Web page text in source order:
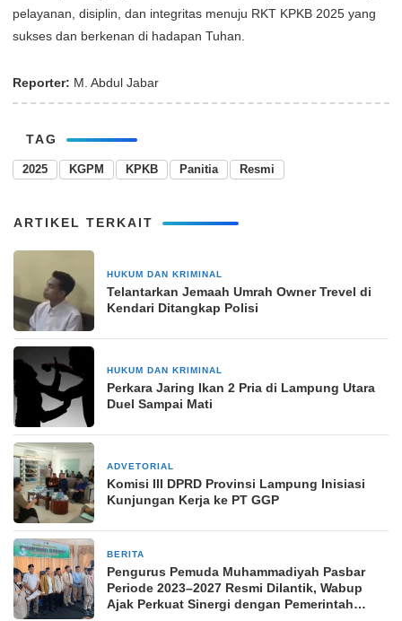
pelayanan, disiplin, dan integritas menuju RKT KPKB 2025 yang
sukses dan berkenan di hadapan Tuhan.
Reporter: M. Abdul Jabar
TAG
2025 KGPM KPKB Panitia Resmi
ARTIKEL TERKAIT
HUKUM DAN KRIMINAL
Telantarkan Jemaah Umrah Owner Trevel di
Kendari Ditangkap Polisi
HUKUM DAN KRIMINAL
Perkara Jaring Ikan 2 Pria di Lampung Utara
Duel Sampai Mati
ADVETORIAL
Komisi III DPRD Provinsi Lampung Inisiasi
Kunjungan Kerja ke PT GGP
BERITA
Pengurus Pemuda Muhammadiyah Pasbar
Periode 2023–2027 Resmi Dilantik, Wabup
Ajak Perkuat Sinergi dengan Pemerintah